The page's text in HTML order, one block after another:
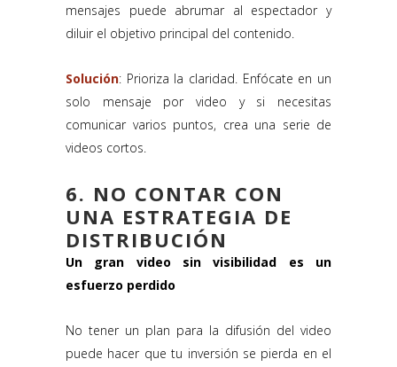
mensajes puede abrumar al espectador y
diluir el objetivo principal del contenido.
Solución: Prioriza la claridad. Enfócate en un
solo mensaje por video y si necesitas
comunicar varios puntos, crea una serie de
videos cortos.
6. NO CONTAR CON
UNA ESTRATEGIA DE
DISTRIBUCIÓN
Un gran video sin visibilidad es un
esfuerzo perdido
No tener un plan para la difusión del video
puede hacer que tu inversión se pierda en el